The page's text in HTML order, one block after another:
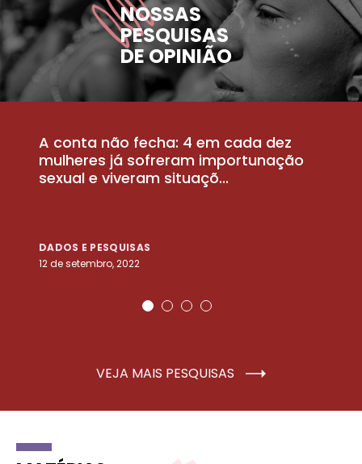
NOSSAS
PESQUISAS
DE OPINIÃO
A conta não fecha: 4 em cada dez
mulheres já sofreram importunação
sexual e viveram situaçõ...
DADOS E PESQUISAS
12 de setembro, 2022
VEJA MAIS PESQUISAS